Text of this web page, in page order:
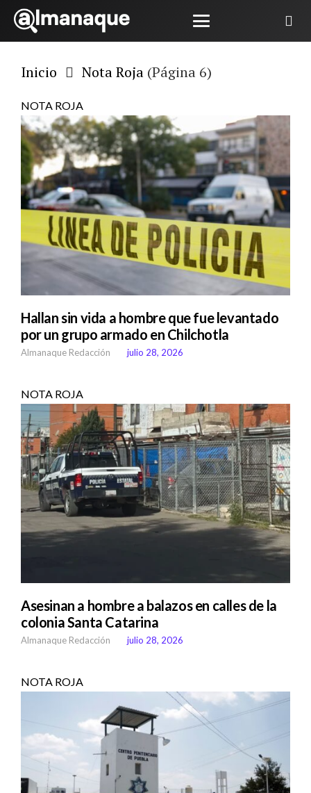
Inicio Nota Roja (Página 6)
NOTA ROJA
Hallan sin vida a hombre que fue levantado
por un grupo armado en Chilchotla
Almanaque Redacción julio 28, 2026
NOTA ROJA
Asesinan a hombre a balazos en calles de la
colonia Santa Catarina
Almanaque Redacción julio 28, 2026
NOTA ROJA